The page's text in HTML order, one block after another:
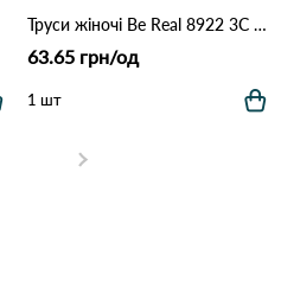
Труси жіночі Be Real 8922 3C Різні кольори
63.65 грн/од
1 шт